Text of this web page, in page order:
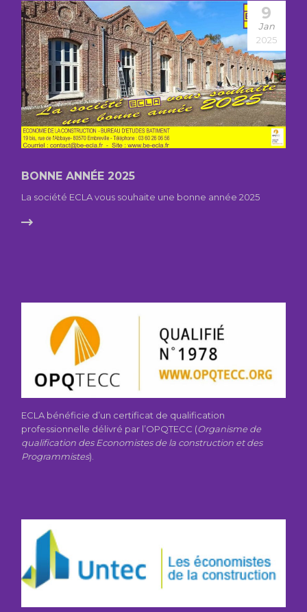
9
Jan
2025
BONNE ANNÉE 2025
La société ECLA vous souhaite une bonne année 2025
ECLA bénéficie d’un certificat de qualification
professionnelle délivré par l’OPQTECC (Organisme de
qualification des Economistes de la construction et des
Programmistes).